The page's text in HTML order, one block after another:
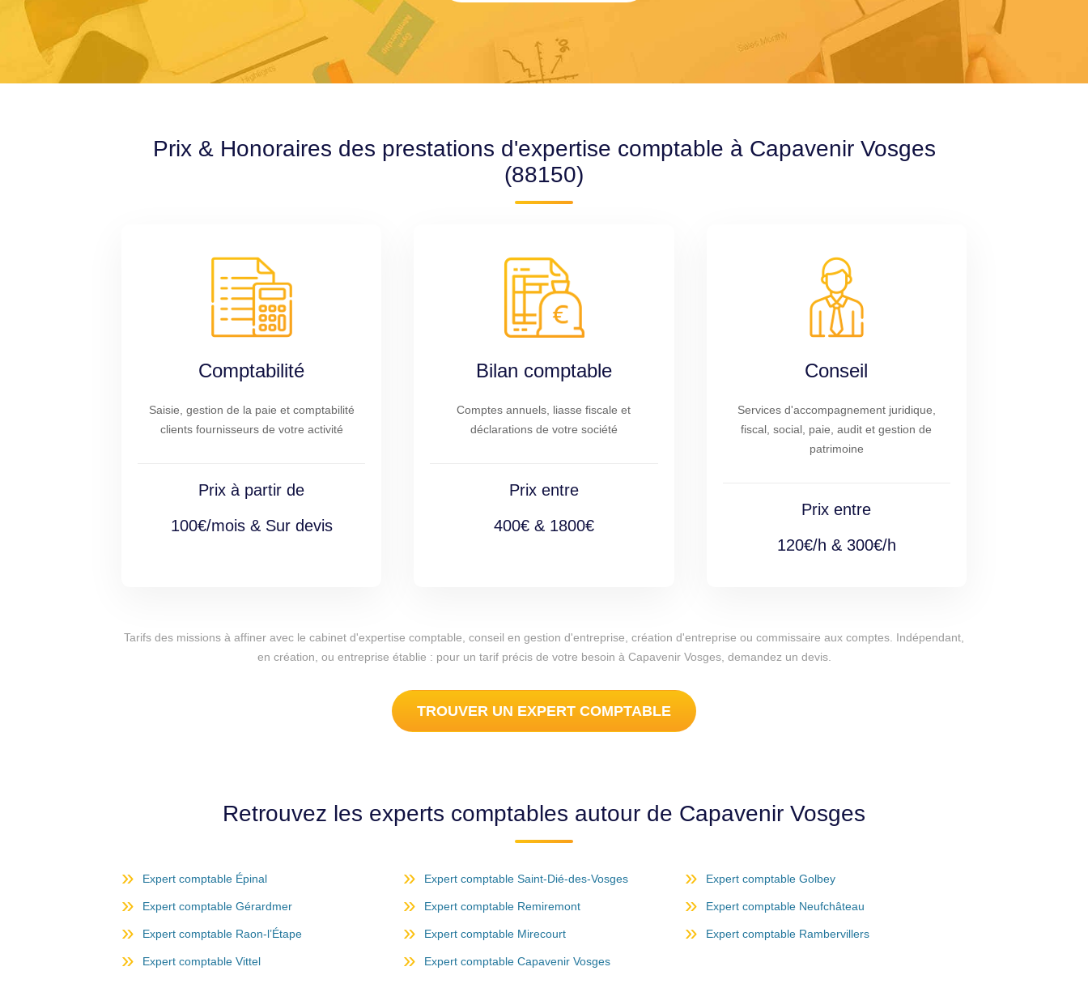
Prix & Honoraires des prestations d'expertise comptable à Capavenir Vosges
(88150)
Comptabilité
Saisie, gestion de la paie et comptabilité
clients fournisseurs de votre activité
Prix à partir de
100€/mois & Sur devis
Bilan comptable
Comptes annuels, liasse fiscale et
déclarations de votre société
Prix entre
400€ & 1800€
Conseil
Services d'accompagnement juridique,
fiscal, social, paie, audit et gestion de
patrimoine
Prix entre
120€/h & 300€/h
Tarifs des missions à affiner avec le cabinet d'expertise comptable, conseil en gestion d'entreprise, création d'entreprise ou commissaire aux comptes. Indépendant,
en création, ou entreprise établie : pour un tarif précis de votre besoin à Capavenir Vosges, demandez un devis.
TROUVER UN EXPERT COMPTABLE
Retrouvez les experts comptables autour de Capavenir Vosges
Expert comptable Épinal Expert comptable Saint-Dié-des-Vosges Expert comptable Golbey
Expert comptable Gérardmer Expert comptable Remiremont Expert comptable Neufchâteau
Expert comptable Raon-l’Étape Expert comptable Mirecourt Expert comptable Rambervillers
Expert comptable Vittel Expert comptable Capavenir Vosges